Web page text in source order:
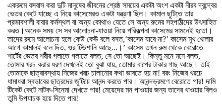
একরুমে বসবাস করা দুটি মানুষের জীবনের শ্রেষ্ঠ সময়ের একটা অংশ একটা নীরব দ্বন্দ্বের
ভেতর কেটে যাচ্ছে এ নিয়ে কাসেমেরও একটা যন্ত্রণা ছিল। কামাল ছুটিতে তার
প্রভাবশালী বাবার কর্মস্থল বা অন্য কোথাও যেতে সে অন্য রুমের সহপাঠীদের উৎসাহিত
করত।অনেক সময় সে সব আলোচনা-যাওয়া নিয়ে পরিকল্পনা কাসেমের সামনেই হতো।
তাদের রুমে আলোচনা হলে কেউ কেউ বলে বসত,‘কাসেম যাবে না?’ কাসেম মুখ খোলার
আগে কামালই বলে দিত, ওর টিউশানি আছে... । ’ কাসেম তখন রুম থেকে বেরোতে
শার্টের ভেতর শরীর গলাতে গলাতে বলত, সে তো আছেই। কিন্তু মনে মনে বলত,
তোমার খরচ করার ধরণ দেখলেই তো বুঝা যায়, তোমার বাপের টাকার গাছ আছে। তাই
তোমাকে ছাত্রাবস্থায় নিজের খরচ চালানোর কথা ভাবতে হয় না! বরং নিজের খরচে
ধামাধরা স্বভাবের ছাত্রদের জুটিয়ে আনন্দ করতে পার। আনন্দভ্রমণে বেরোতে পার!দামি
টিকেট কেটে নাটক-সিনেমা দেখতে পার! মেয়েদের মন পাওয়ার জন্য তাদের খাওয়ার বিলও
তুমি উপযাচক হয়ে দিতে পার!